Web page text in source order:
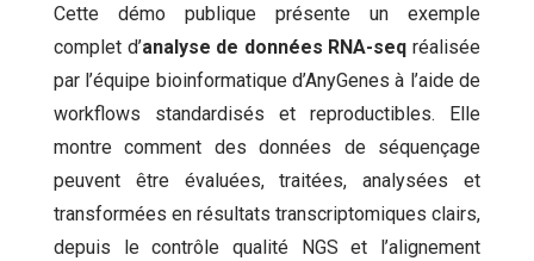
Cette démo publique présente un exemple
complet d’analyse de données RNA-seq réalisée
par l’équipe bioinformatique d’AnyGenes à l’aide de
workflows standardisés et reproductibles. Elle
montre comment des données de séquençage
peuvent être évaluées, traitées, analysées et
transformées en résultats transcriptomiques clairs,
depuis le contrôle qualité NGS et l’alignement